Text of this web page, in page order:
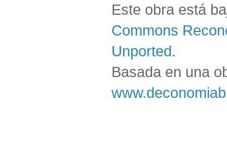
Este obra está
Commons
Unported.
Basada en una